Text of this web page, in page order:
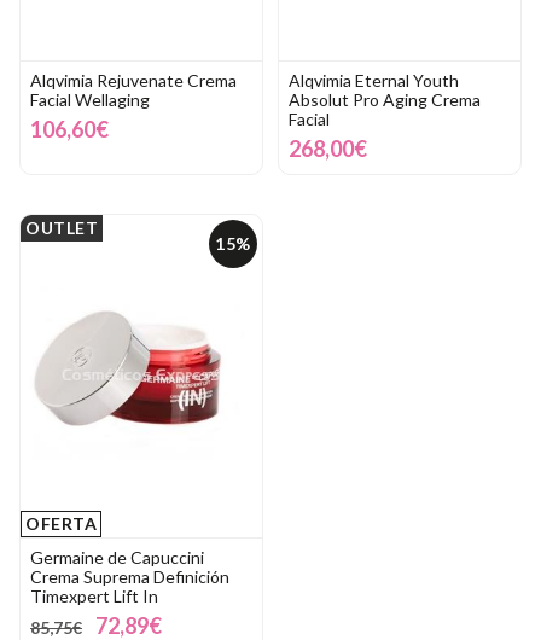
Alqvimia Rejuvenate Crema
Facial Wellaging
106,60€
Alqvimia Eternal Youth
Absolut Pro Aging Crema
Facial
268,00€
15%
OFERTA
OUTLET
Germaine de Capuccini
Crema Suprema Definición
Timexpert Lift In
85,75€
72,89€